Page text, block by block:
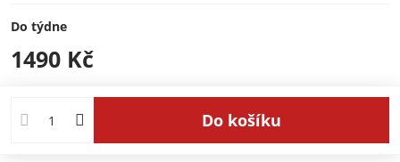
Do týdne
1490 Kč
Do košíku